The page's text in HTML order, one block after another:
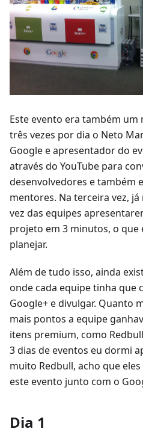
Este evento era também
três vezes por dia o Neto
Google e apresentador do
através do YouTube para
desenvolvedores e também
mentores. Na terceira vez,
vez das equipes
projeto em 3 minutos, o
planejar.
Além de tudo isso, ainda
onde cada equipe tinha que
Google+ e divulgar. Quanto
mais pontos a equipe
itens premium, como
3 dias de eventos eu dormi
muito Redbull, acho que
este evento junto com o
Dia 1